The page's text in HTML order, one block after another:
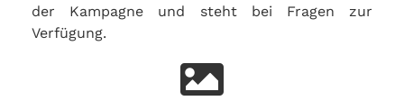
der Kampagne und steht bei Fragen zur
Verfügung.